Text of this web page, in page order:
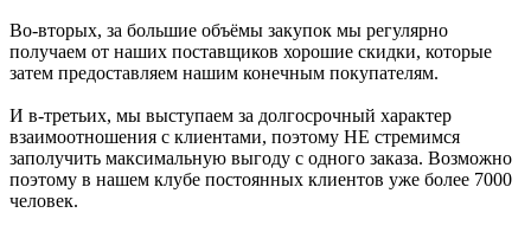
Во-вторых, за большие объёмы закупок мы регулярно
получаем от наших поставщиков хорошие скидки, которые
затем предоставляем нашим конечным покупателям.
И в-третьих, мы выступаем за долгосрочный характер
взаимоотношения с клиентами, поэтому НЕ стремимся
заполучить максимальную выгоду с одного заказа. Возможно
поэтому в нашем клубе постоянных клиентов уже более 7000
человек.